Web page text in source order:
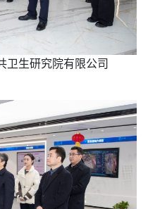
生研究院有限公司